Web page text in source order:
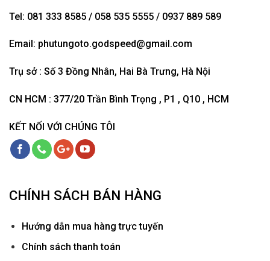
Tel: 081 333 8585 / 058 535 5555 / 0937 889 589
Email: phutungoto.godspeed@gmail.com
Trụ sở : Số 3 Đồng Nhân, Hai Bà Trưng, Hà Nội
CN HCM : 377/20 Trần Bình Trọng , P1 , Q10 , HCM
KẾT NỐI VỚI CHÚNG TÔI
CHÍNH SÁCH BÁN HÀNG
Hướng dẫn mua hàng trực tuyến
Chính sách thanh toán